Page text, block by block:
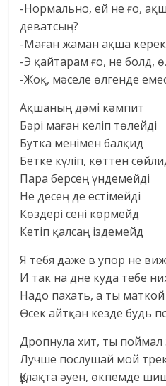
-Нормально, ей не ғо,
деватсың?
-Маған жаман ақша
-Э қайтарам ғо, не болд,
-Жоқ, мәселе өлгенде
Ақшаның дәмі кәмпит
Бәрі маған келіп төлейді
Бутка менімен балқид
Бетке күліп, көттен
Пара берсең үндемейді
Не десең де естімейді
Көздері сені көрмейд
Кетіп қалсаң іздемейд
Я тебя даже в упор не
И так на дне куда тебе
Надо пахать, а ты
Өсек айтқан кезде будь
Дропнула хит, ты
Лучше послушай мой
Құлақта әуен, өкпемде